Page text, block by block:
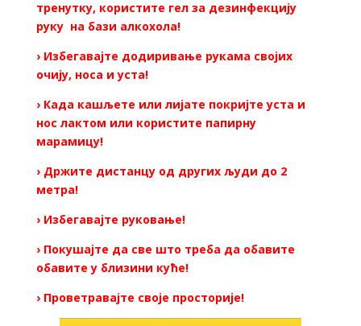
тренутку, користите гел за дезинфекцију
руку на бази алкохола!
› Избегавајте додиривање рукама својих
очију, носа и уста!
› Када кашљете или лијате покријте уста и
нос лактом или користите папирну
марамицу!
› Држите дистанцу од других људи до 2
метра!
› Избегавајте руковање!
› Покушајте да све што треба да обавите
обавите у близини куће!
› Проветравајте своје просторије!